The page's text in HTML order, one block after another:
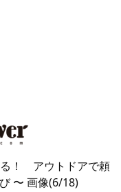
る！ アウトドアで頼
〜 画像(6/18)